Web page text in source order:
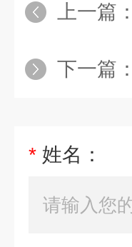
上一篇：
下一篇：
* 姓名：